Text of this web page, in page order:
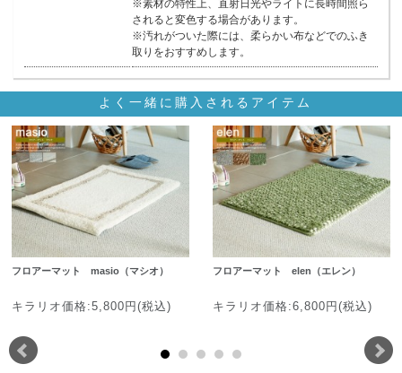
※素材の特性上、直射日光やライトに長時間照ら
されると変色する場合があります。
※汚れがついた際には、柔らかい布などでのふき
取りをおすすめします。
よく一緒に購入されるアイテム
フロアーマット masio（マシオ）
キラリオ価格:5,800円(税込)
フロアーマット elen（エレン）
キラリオ価格:6,800円(税込)